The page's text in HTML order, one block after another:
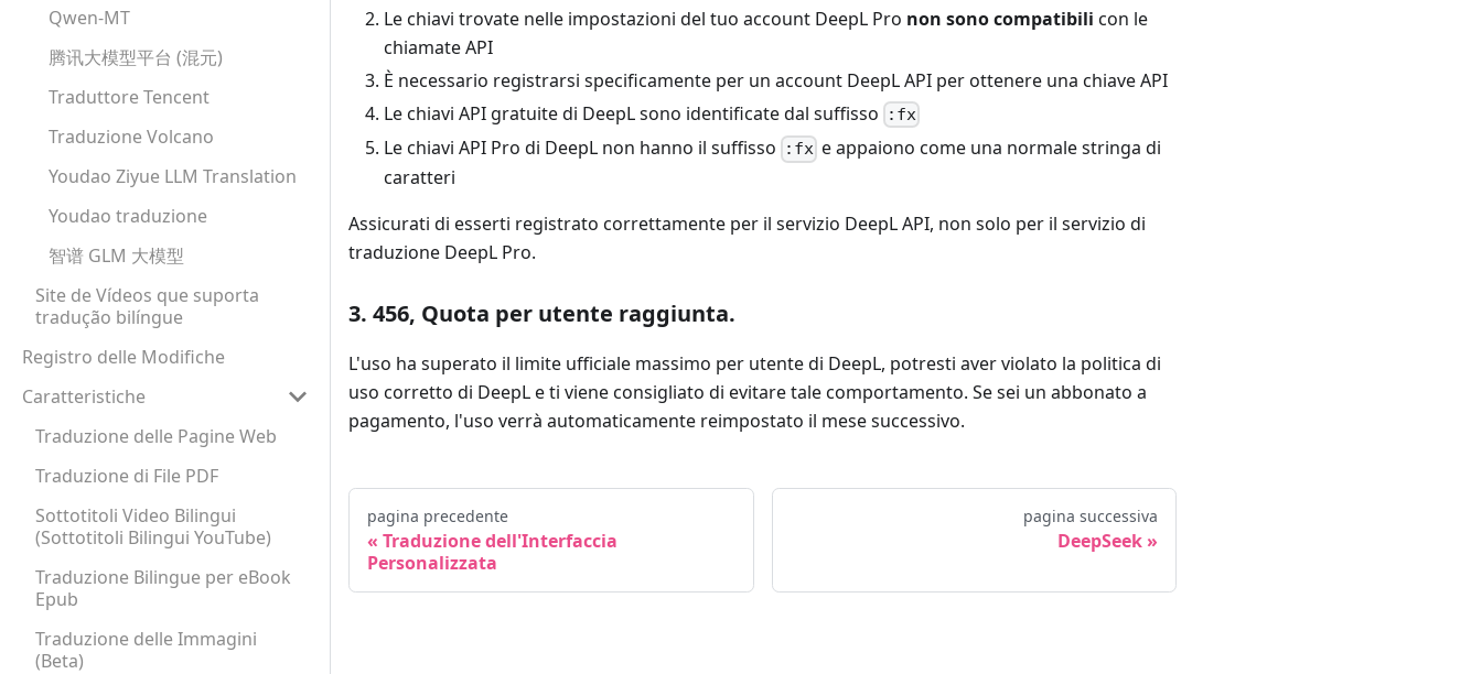
Qwen-MT
腾讯大模型平台 (混元)
Traduttore Tencent
Traduzione Volcano
Youdao Ziyue LLM Translation
Youdao traduzione
智谱 GLM 大模型
Site de Vídeos que suporta
tradução bilíngue
Registro delle Modifiche
Caratteristiche
Traduzione delle Pagine Web
Traduzione di File PDF
Sottotitoli Video Bilingui
(Sottotitoli Bilingui YouTube)
Traduzione Bilingue per eBook
Epub
Traduzione delle Immagini
(Beta)
Le chiavi trovate nelle impostazioni del tuo account DeepL Pro non sono compatibili con le
chiamate API
È necessario registrarsi specificamente per un account DeepL API per ottenere una chiave API
Le chiavi API gratuite di DeepL sono identificate dal suffisso
:fx
Le chiavi API Pro di DeepL non hanno il suffisso :fx e appaiono come una normale stringa di
caratteri
Assicurati di esserti registrato correttamente per il servizio DeepL API, non solo per il servizio di
traduzione DeepL Pro.
3. 456, Quota per utente raggiunta.
L'uso ha superato il limite ufficiale massimo per utente di DeepL, potresti aver violato la politica di
uso corretto di DeepL e ti viene consigliato di evitare tale comportamento. Se sei un abbonato a
pagamento, l'uso verrà automaticamente reimpostato il mese successivo.
pagina precedente
Traduzione dell'Interfaccia
Personalizzata
pagina successiva
DeepSeek